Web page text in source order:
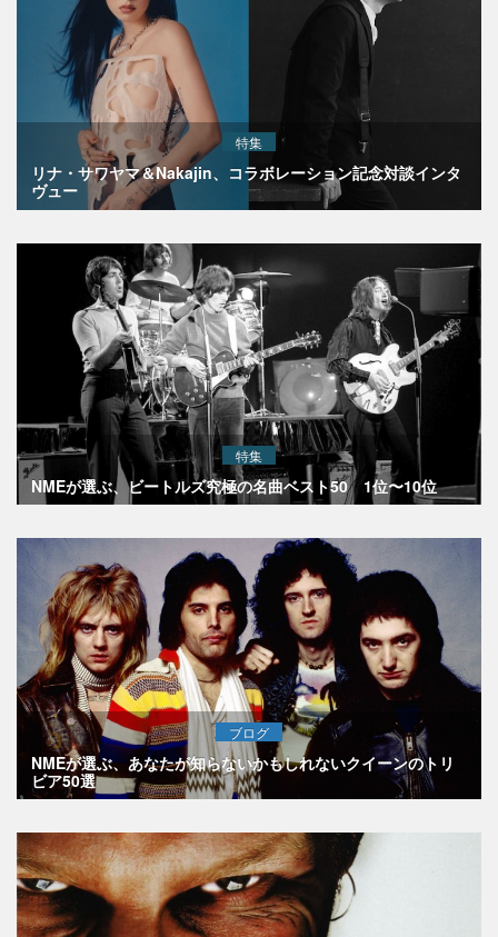
特集
リナ・サワヤマ＆Nakajin、コラボレーション記念対談インタ
ヴュー
特集
NMEが選ぶ、ビートルズ究極の名曲ベスト50 1位〜10位
ブログ
NMEが選ぶ、あなたが知らないかもしれないクイーンのトリ
ビア50選